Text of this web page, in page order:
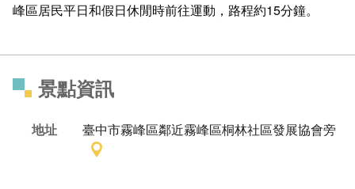
峰區居民平日和假日休閒時前往運動，路程約15分鐘。
景點資訊
地址 臺中市霧峰區鄰近霧峰區桐林社區發展協會旁